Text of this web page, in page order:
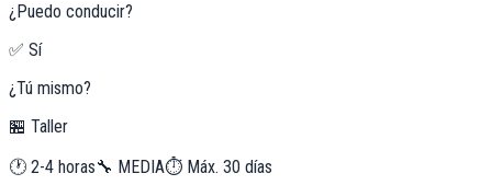
¿Puedo conducir?
✅ Sí
¿Tú mismo?
🏪 Taller
🕐 2-4 horas🔧 MEDIA⏱️ Máx. 30 días